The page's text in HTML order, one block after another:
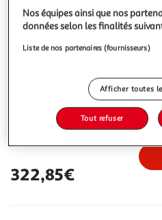
Plus d'options
Vendu par Multishop
Livraison dès 8/9 jours
Livraison offerte
Plus d'options
Vendu parM25
322,85€
Nos équipes ainsi que nos
données selon les finalités
Liste de nos partenaires (fournisseurs)
Afficher toutes
Tout refuser